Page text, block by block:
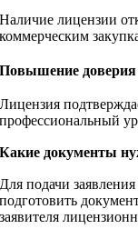
Наличие лицензии
коммерческим
Повышение доверия
Лицензия
профессиональный
Какие документы
Для подачи
подготовить
заявителя